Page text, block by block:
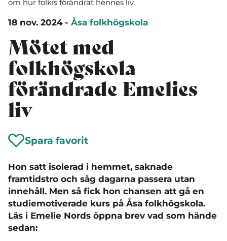
om hur folkis förändrat hennes liv.
18 nov. 2024 - Åsa folkhögskola
Mötet med
folkhögskola
förändrade Emelies
liv
Spara favorit
Hon satt isolerad i hemmet, saknade
framtidstro och såg dagarna passera utan
innehåll. Men så fick hon chansen att gå en
studiemotiverade kurs på Åsa folkhögskola.
Läs i Emelie Nords öppna brev vad som hände
sedan: